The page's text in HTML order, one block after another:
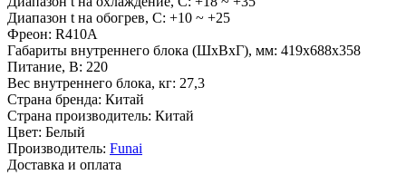
Диапазон t на обогрев, C: +10 ~ +25
Фреон: R410A
Габариты внутреннего блока (ШхВхГ), мм: 419x688x358
Питание, В: 220
Вес внутреннего блока, кг: 27,3
Страна бренда: Китай
Страна производитель: Китай
Цвет: Белый
Производитель: Funai
Доставка и оплата